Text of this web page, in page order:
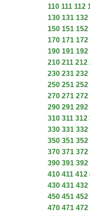
110 111 112
130 131 132
150 151 152
170 171 172
190 191 192
210 211 212
230 231 232
250 251 252
270 271 272
290 291 292
310 311 312
330 331 332
350 351 352
370 371 372
390 391 392
410 411 412
430 431 432
450 451 452
470 471 472